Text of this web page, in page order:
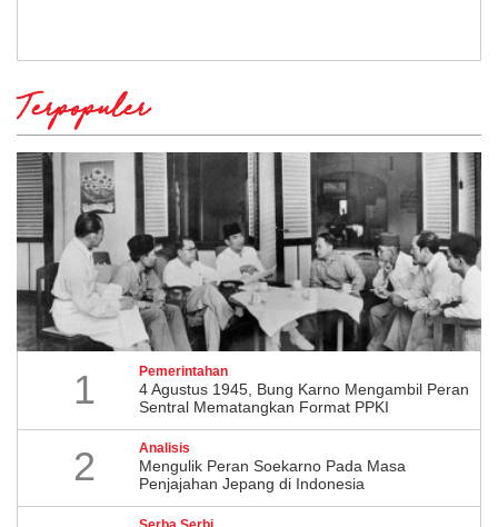
Terpopuler
1 Pemerintahan
4 Agustus 1945, Bung Karno Mengambil Peran
Sentral Mematangkan Format PPKI
2 Analisis
Mengulik Peran Soekarno Pada Masa
Penjajahan Jepang di Indonesia